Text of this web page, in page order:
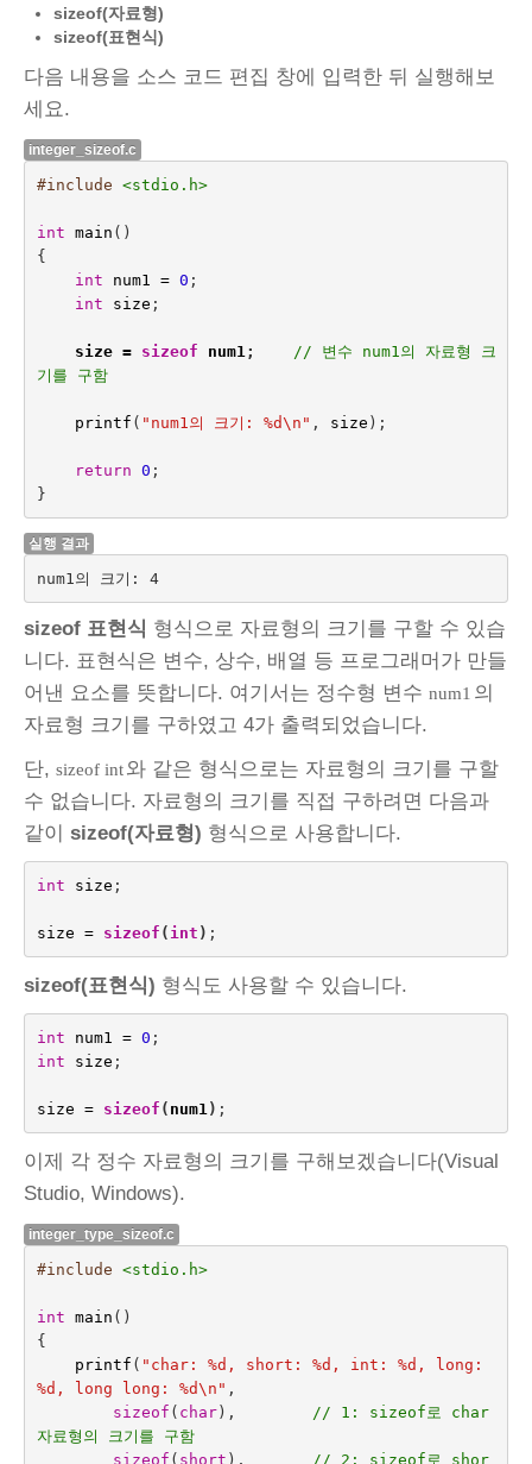
sizeof(자료형)
sizeof(표현식)
다음 내용을 소스 코드 편집 창에 입력한 뒤 실행해보
세요.
integer_sizeof.c
#include <stdio.h>
int main ()
{
int
num1 = 0 ;
int
size ;
size = sizeof num1 ;
// 변수 num1의 자료형 크
기를 구함
printf ( "num1의 크기: %d\n " , size );
return 0 ;
}
실행 결과
num1의 크기: 4
sizeof 표현식 형식으로 자료형의 크기를 구할 수 있습
니다. 표현식은 변수, 상수, 배열 등 프로그래머가 만들
어낸 요소를 뜻합니다. 여기서는 정수형 변수 num1 의
자료형 크기를 구하였고 4가 출력되었습니다.
단, sizeof int와 같은 형식으로는 자료형의 크기를 구할
수 없습니다. 자료형의 크기를 직접 구하려면 다음과
같이 sizeof(자료형) 형식으로 사용합니다.
int size ;
size = sizeof ( int )
sizeof(표현식) 형식도 사용할 수 있습니다.
int num1 = 0 ;
int
size ;
size = sizeof ( num1 )
이제 각 정수 자료형의 크기를 구해보겠습니다(Visual
Studio, Windows).
integer_type_sizeof.c
#include <stdio.h>
int main ()
{
printf ( "char: %d, short: %d, int: %d, long:
%d, long long: %d\n " ,
sizeof ( char),
// 1: sizeof로 char
자료형의 크기를 구함
sizeof ( short ),
// 2: sizeof로 shor